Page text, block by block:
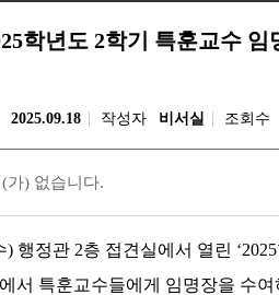
학년도 2학기 특훈교수
2025.09.18 작성자 비서실 조회수
가) 없습니다.
) 행정관 2층 접견실에서 열린 ‘2025
에서 특훈교수들에게 임명장을 수